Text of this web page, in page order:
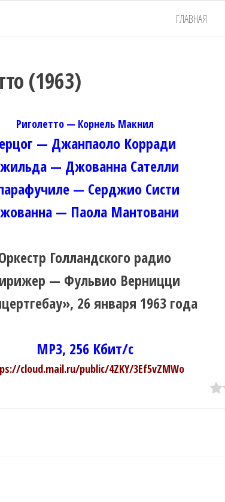
ГЛАВНАЯ
(1963)
Риголетто — Корнель Макнил
— Джанпаоло Корради
— Джованна Сателли
— Серджио Систи
— Паола Мантовани
Голландского радио
— Фульвио Верницци
26 января 1963 года
MP3, 256 Кбит/с
cloud.mail.ru/public/4ZKY/3Ef5vZMWo